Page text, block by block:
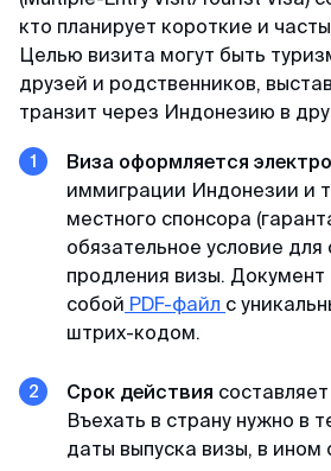
Отзыв с Telegram · 2024
Приятное общение
Первый раз оформлял через
быстро, приятное общение
всë разъяснили и был успех.
за помощь, буду
и рекомендовать своим
Отзыв с Яндекса · 2024
Оперативно
Telegram-канал
Пользователям
Конфиденциальность
кто планирует короткие и
Целью визита могут быть
друзей и родственников,
транзит через Индонезию в
Виза оформляется
иммиграции Индонезии и
местного спонсора
обязательное условие
продления визы. Документ
собой PDF-файл с
штрих-кодом.
Срок действия составляет
Въехать в страну нужно в
даты выпуска визы, в ином